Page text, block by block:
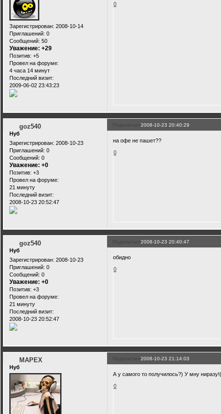
Зарегистрирован: 2008-10-14
Приглашений: 0
Сообщений: 50
Уважение: +29
Позитив: +5
Провел на форуме:
4 часа 14 минут
Последний визит:
2009-06-02 23:43:23
0
Поделиться2008-10-23 20:40:29
goz540
Нуб
Зарегистрирован: 2008-10-23
Приглашений: 0
Сообщений: 0
Уважение: +0
Позитив: +3
Провел на форуме:
21 минуту
Последний визит:
2008-10-23 20:52:47
на офе не пашет??
0
Поделиться2008-10-23 20:40:47
goz540
Нуб
Зарегистрирован: 2008-10-23
Приглашений: 0
Сообщений: 0
Уважение: +0
Позитив: +3
Провел на форуме:
21 минуту
Последний визит:
2008-10-23 20:52:47
обидно
0
Поделиться2008-10-23 21:14:03
MAPEX
Нуб
А у самого то получилось?) У мну
0